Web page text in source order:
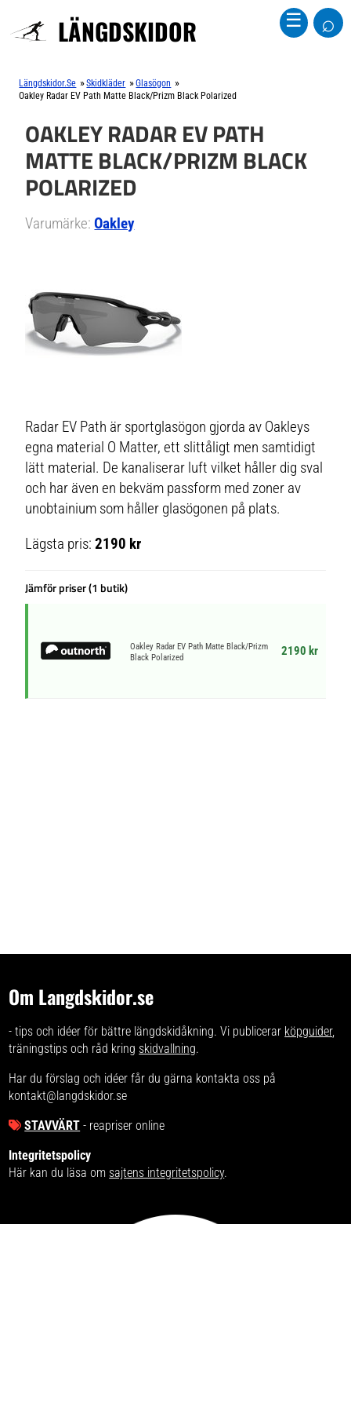
LÄNGDSKIDOR ☰ ⌕
Längdskidor.se »Skidkläder »Glasögon »
Oakley Radar EV Path Matte Black/Prizm Black Polarized
OAKLEY RADAR EV PATH
MATTE BLACK/PRIZM BLACK
POLARIZED
Varumärke:Oakley
Radar EV Path är sportglasögon gjorda av Oakleys
egna material O Matter, ett slittåligt men samtidigt
lätt material. De kanaliserar luft vilket håller dig sval
och har även en bekväm passform med zoner av
unobtainium som håller glasögonen på plats.
Lägsta pris:2190 kr
Jämför priser (1 butik)
Oakley Radar EV Path Matte Black/Prizm
Black Polarized
2190 kr
Om Langdskidor.se
- tips och idéer för bättre längdskidåkning. Vi publicerar köpguider,
träningstips och råd kring skidvallning.
Har du förslag och idéer får du gärna kontakta oss på
kontakt@langdskidor.se
STAVVÄRT - reapriser online
Integritetspolicy
Här kan du läsa om sajtens integritetspolicy.